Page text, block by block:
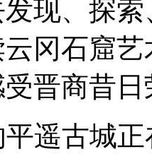
现、探
冈石窟
受晋商昔
遥古城正